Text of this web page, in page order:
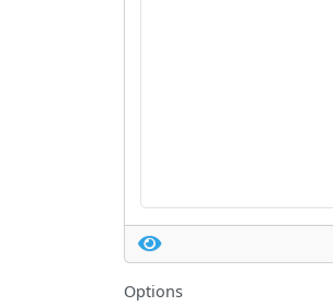
Options